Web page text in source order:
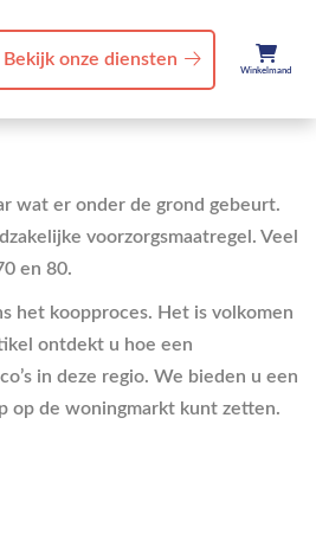
Winkelmand
Bekijk onze diensten
wat er onder de grond gebeurt.
voorzorgsmaatregel. Veel
en 80.
het koopproces. Het is volkomen
ontdekt u hoe een
in deze regio. We bieden u een
op de woningmarkt kunt zetten.